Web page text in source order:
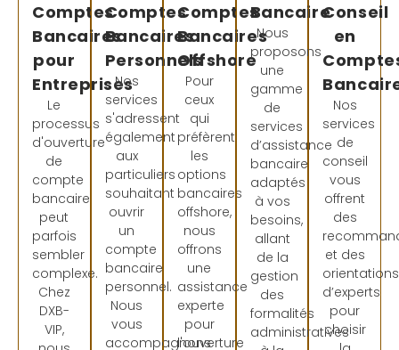
Comptes
Bancaires
pour
Entreprises
Le
processus
d'ouverture
de
compte
bancaire
peut
parfois
sembler
complexe.
Chez
DXB-
VIP,
Comptes
Bancaires
Personnels
Nos
services
s'adressent
également
aux
particuliers
souhaitant
ouvrir
un
compte
bancaire
personnel.
Nous
vous
accompagnons
Comptes
Bancaires
Offshore
Pour
ceux
qui
préfèrent
les
options
bancaires
offshore,
nous
offrons
une
assistance
experte
pour
l'ouverture
Bancaire
Nous
proposons
une
gamme
de
services
d’assistance
bancaire
adaptés
à vos
besoins,
allant
de la
gestion
des
formalités
administratives
Conseil
en
Nos
services
de
conseil
vous
offrent
des
et des
orientations
d’experts
pour
choisir